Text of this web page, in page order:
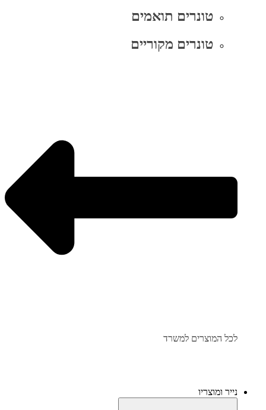
טונרים תואמים
טונרים מקוריים
לכל המוצרים למשרד
נייר ומוצריו